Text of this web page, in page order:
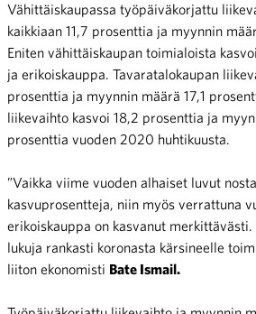
Vähittäiskaupassa työpäiväkorjattu
kaikkiaan 11,7 prosenttia ja myynnin
Eniten vähittäiskaupan toimialoista
ja erikoiskauppa. Tavaratalokaupan
prosenttia ja myynnin määrä 17,1
liikevaihto kasvoi 18,2 prosenttia ja
prosenttia vuoden 2020 huhtikuusta.
”Vaikka viime vuoden alhaiset luvut
kasvuprosentteja, niin myös verrattuna
erikoiskauppa on kasvanut
lukuja rankasti koronasta kärsineelle
liiton ekonomisti Bate Ismail.